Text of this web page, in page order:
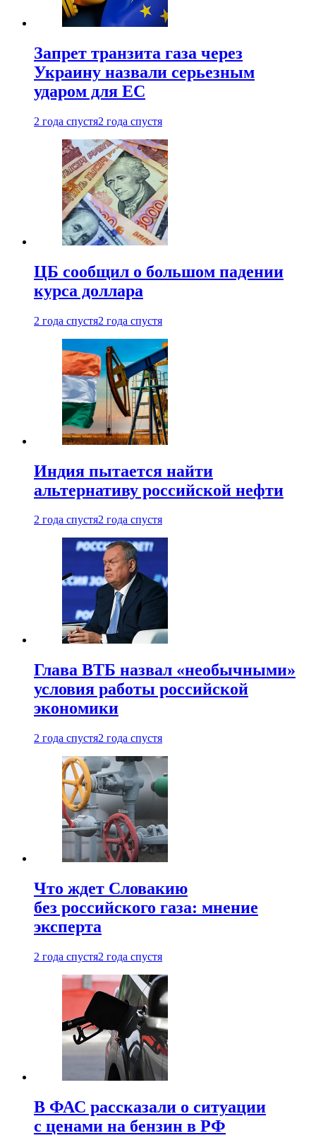
Запрет транзита газа через
Украину назвали серьезным
ударом для ЕС
2 года спустя2 года спустя
ЦБ сообщил о большом падении
курса доллара
2 года спустя2 года спустя
Индия пытается найти
альтернативу российской нефти
2 года спустя2 года спустя
Глава ВТБ назвал «необычными»
условия работы российской
экономики
2 года спустя2 года спустя
Что ждет Словакию
без российского газа: мнение
эксперта
2 года спустя2 года спустя
В ФАС рассказали о ситуации
с ценами на бензин в РФ